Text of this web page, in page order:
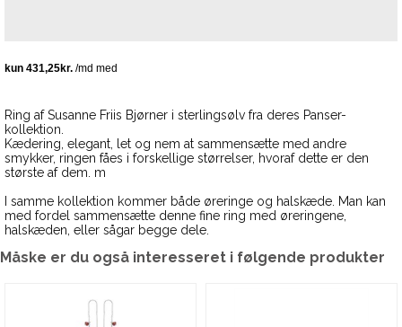
Ring af Susanne Friis Bjørner i sterlingsølv fra deres Panser-
kollektion.
Kædering, elegant, let og nem at sammensætte med andre
smykker, ringen fåes i forskellige størrelser, hvoraf dette er den
største af dem. m
I samme kollektion kommer både øreringe og halskæde. Man kan
med fordel sammensætte denne fine ring med øreringene,
halskæden, eller sågar begge dele.
Måske er du også interesseret i følgende produkter